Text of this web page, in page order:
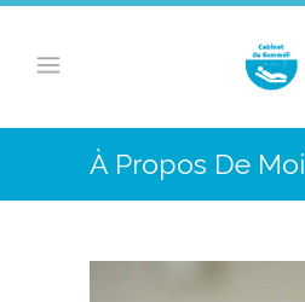
À Propos De Moi